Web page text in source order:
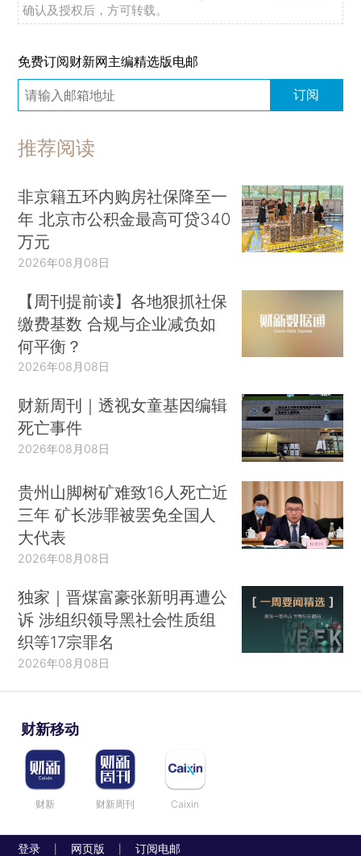
确认及授权后，方可转载。
免费订阅财新网主编精选版电邮
订阅
推荐阅读
非京籍五环内购房社保降至一
年 北京市公积金最高可贷340
万元
2026年08月08日
【周刊提前读】各地狠抓社保
缴费基数 合规与企业减负如
何平衡？
2026年08月08日
财新周刊｜透视女童基因编辑
死亡事件
2026年08月08日
贵州山脚树矿难致16人死亡近
三年 矿长涉罪被罢免全国人
大代表
2026年08月08日
独家｜晋煤富豪张新明再遭公
诉 涉组织领导黑社会性质组
织等17宗罪名
2026年08月08日
财新移动
财新 财新周刊 Caixin
登录 网页版 订阅电邮